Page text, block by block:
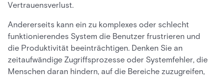
Vertrauensverlust.
Andererseits kann ein zu komplexes oder schlecht
funktionierendes System die Benutzer frustrieren und
die Produktivität beeinträchtigen. Denken Sie an
zeitaufwändige Zugriffsprozesse oder Systemfehler, die
Menschen daran hindern, auf die Bereiche zuzugreifen,